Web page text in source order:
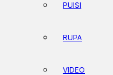
PUISI
RUPA
VIDEO